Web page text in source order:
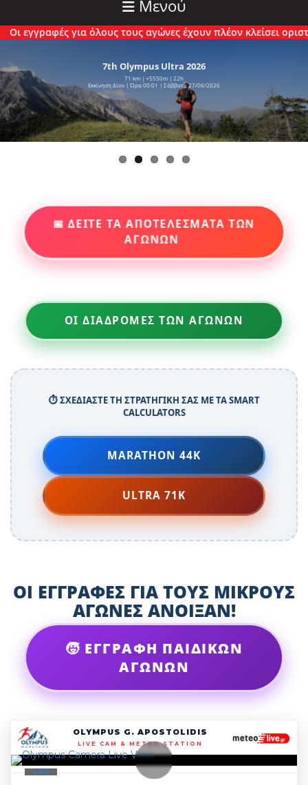
Μενού
για όλους τους αγώνες έχουν πλέον κλείσει οριστικά.
71 km | +5550m | 22h
Εκκίνηση Δίον | Ώρα 00:01 | Σάββατο 27/06/2026
7th Olympus Ultra 2026
📅 ΔΕΙΤΕ ΤΑ ΑΠΟΤΕΛΕΣΜΑΤΑ ΤΩΝ
ΑΓΩΝΩΝ
ΟΙ ΔΙΑΔΡΟΜΕΣ ΤΩΝ ΑΓΩΝΩΝ
⏱️ ΣΧΕΔΙΑΣΤΕ ΤΗ ΣΤΡΑΤΗΓΙΚΗ ΣΑΣ ΜΕ ΤΑ SMART
CALCULATORS
MARATHON 44K
ULTRA 71K
ΟΙ ΕΓΓΡΑΦΕΣ ΓΙΑ ΤΟΥΣ ΜΙΚΡΟΥΣ
ΑΓΩΝΕΣ ΑΝΟΙΞΑΝ!
🧒 ΕΓΓΡΑΦΗ ΠΑΙΔΙΚΩΝ
ΑΓΩΝΩΝ
OLYMPUS G. APOSTOLIDIS
LIVE CAM & METEO STATION
LIVE